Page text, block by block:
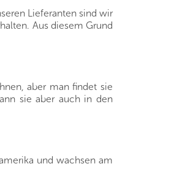
Lieferanten sind wir
Aus diesem Grund
aber man findet sie
sie aber auch in den
und wachsen am